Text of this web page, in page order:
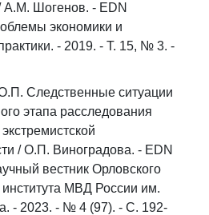
А.М. Шогенов. - EDN
экономики и
- 2019. - Т. 15, № 3. -
Следственные ситуации
этапа расследования
/ О.П. Виноградова. - EDN
вестник Орловского
института МВД России им.
- 2023. - № 4 (97). - С. 192-